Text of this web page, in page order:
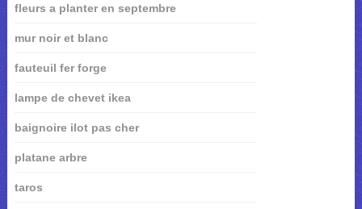
fleurs a planter en septembre
mur noir et blanc
fauteuil fer forge
lampe de chevet ikea
baignoire ilot pas cher
platane arbre
taros